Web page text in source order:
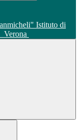
Istituto di
Verona